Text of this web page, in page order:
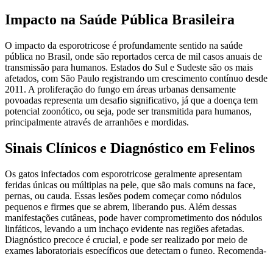
Impacto na Saúde Pública Brasileira
O impacto da esporotricose é profundamente sentido na saúde
pública no Brasil, onde são reportados cerca de mil casos anuais de
transmissão para humanos. Estados do Sul e Sudeste são os mais
afetados, com São Paulo registrando um crescimento contínuo desde
2011. A proliferação do fungo em áreas urbanas densamente
povoadas representa um desafio significativo, já que a doença tem
potencial zoonótico, ou seja, pode ser transmitida para humanos,
principalmente através de arranhões e mordidas.
Sinais Clínicos e Diagnóstico em Felinos
Os gatos infectados com esporotricose geralmente apresentam
feridas únicas ou múltiplas na pele, que são mais comuns na face,
pernas, ou cauda. Essas lesões podem começar como nódulos
pequenos e firmes que se abrem, liberando pus. Além dessas
manifestações cutâneas, pode haver comprometimento dos nódulos
linfáticos, levando a um inchaço evidente nas regiões afetadas.
Diagnóstico precoce é crucial, e pode ser realizado por meio de
exames laboratoriais específicos que detectam o fungo. Recomenda-